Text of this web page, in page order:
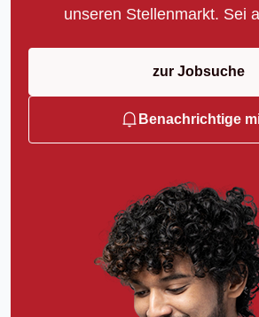
unseren Stellenmarkt. Sei
zur Jobsuche
Benachrichtige